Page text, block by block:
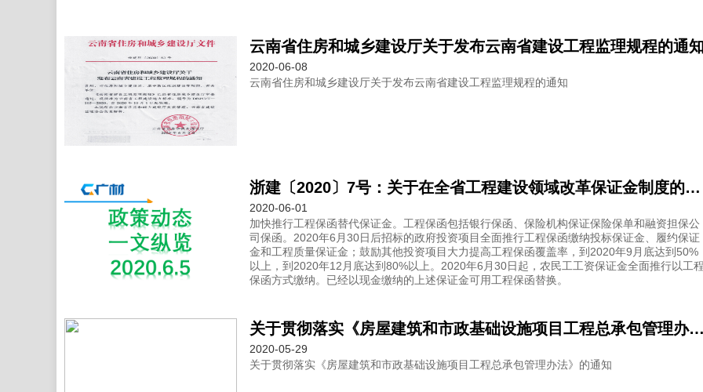
云南省住房和城乡建设厅关于发布云南省建设工程监理规程的通
2020-06-08
云南省住房和城乡建设厅关于发布云南省建设工程监理规程的通知
浙建〔2020〕7号：关于在全省工程建设领域改革保证金制度的通知
2020-06-01
加快推行工程保函替代保证金。工程保函包括银行保函、保险机构保证保险保单和融资担保公
司保函。2020年6月30日后招标的政府投资项目全面推行工程保函缴纳投标保证金、履约保证
金和工程质量保证金；鼓励其他投资项目大力提高工程保函覆盖率，到2020年9月底达到50%
以上，到2020年12月底达到80%以上。2020年6月30日起，农民工工资保证金全面推行以工
保函方式缴纳。已经以现金缴纳的上述保证金可用工程保函替换。
关于贯彻落实《房屋建筑和市政基础设施项目工程总
2020-05-29
关于贯彻落实《房屋建筑和市政基础设施项目工程总承包管理办法》的通知